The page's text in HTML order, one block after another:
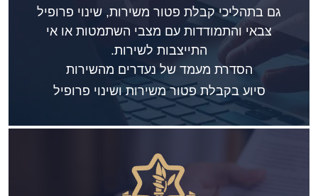
גם בתהליכי קבלת פטור משירות, שינוי פרופיל
צבאי והתמודדות עם מצבי השתמטות או אי
התייצבות לשירות.
הסדרת מעמד של נעדרים מהשירות
סיוע בקבלת פטור משירות ושינוי פרופיל